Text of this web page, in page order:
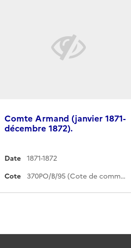
Comte Armand (janvier 1871-
décembre 1872).
Date
1871-1872
Cote
370PO/B/95 (Cote de commande)